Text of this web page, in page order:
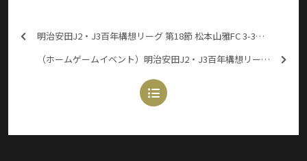
明治安田J2・J3百年構想リーグ 第18節 松本山雅FC 3-3（2PK4） 福島ユナイテッドFC
（ホームゲームイベント）明治安田J2・J3百年構想リーグ プレーオフラウンド 第2戦 松本山雅FC vs 奈良クラブ